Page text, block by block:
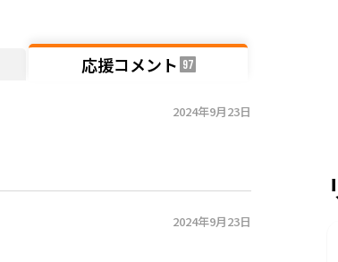
応援コメント 97
2024年9月23日
2024年9月23日